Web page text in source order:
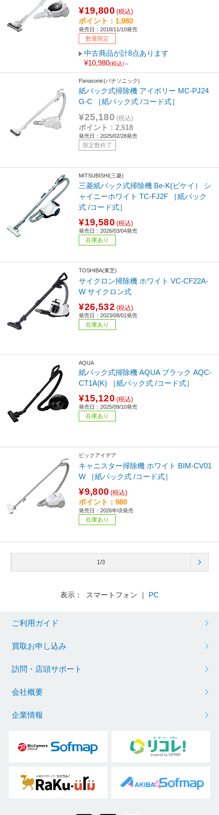
¥19,800 (税込)
ポイント：1,980
発売日：2018/11/10発売
数量限定
中古商品が計8点あります
¥10,980(税込)～
Panasonic(パナソニック)
紙パック式掃除機 アイボリー MC-PJ24
G-C ［紙パック式 /コード式］
¥25,180 (税込)
ポイント：2,518
発売日：2025/02/28発売
限定数終了
MITSUBISHI(三菱)
三菱紙パック式掃除機 Be-K(ビケイ） シ
ャイニーホワイト TC-FJ2F ［紙パック
式 /コード式］
¥19,580 (税込)
発売日：2026/03/04発売
在庫あり
TOSHIBA(東芝)
サイクロン掃除機 ホワイト VC-CF22A-
W サイクロン式
¥26,532 (税込)
発売日：2023/08/01発売
在庫あり
AQUA
紙パック式掃除機 AQUA ブラック AQC-
CT1A(K) ［紙パック式 /コード式］
¥15,120 (税込)
発売日：2025/09/10発売
在庫あり
ビックアイデア
キャニスター掃除機 ホワイト BIM-CV01
W ［紙パック式 /コード式］
¥9,800 (税込)
ポイント：980
発売日：2026年頃発売
在庫あり
1/3
表示： スマートフォン ｜ PC
ご利用ガイド
買取お申し込み
訪問・店頭サポート
会社概要
企業情報